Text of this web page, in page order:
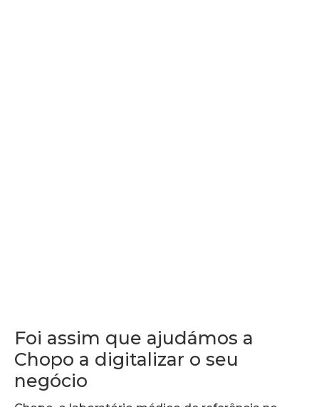
Foi assim que ajudámos a
Chopo a digitalizar o seu
negócio